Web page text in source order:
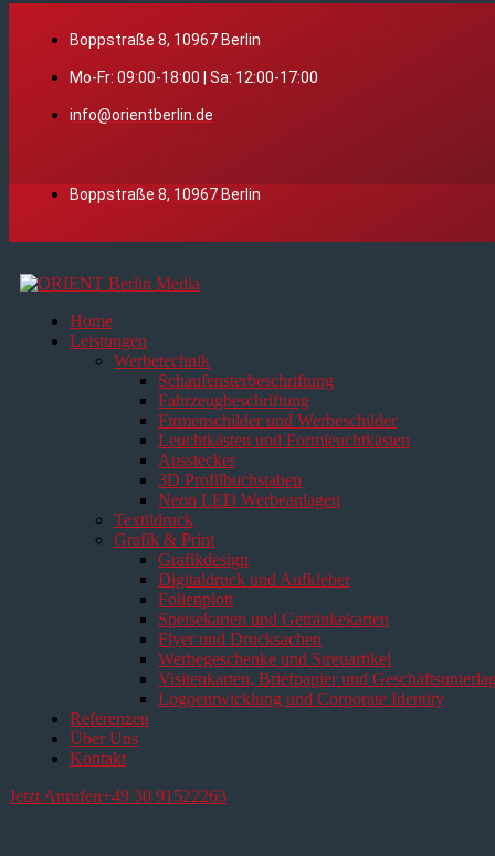
Boppstraße 8, 10967 Berlin
Mo-Fr: 09:00-18:00 | Sa: 12:00-17:00
info@orientberlin.de
Boppstraße 8, 10967 Berlin
Home
Leistungen
Werbetechnik
Schaufensterbeschriftung
Fahrzeugbeschriftung
Firmenschilder und Werbeschilder
Leuchtkästen und Formleuchtkästen
Ausstecker
3D Profilbuchstaben
Neon LED Werbeanlagen
Textildruck
Grafik & Print
Grafikdesign
Digitaldruck und Aufkleber
Folienplott
Speisekarten und Getränkekarten
Flyer und Drucksachen
Werbegeschenke und Streuartikel
Visitenkarten, Briefpapier und
Logoentwicklung und Corporate Identity
Referenzen
Über Uns
Kontakt
Jetzt Anrufen+49 30 91522263